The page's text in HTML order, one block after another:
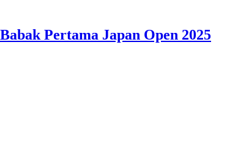
Pertama Japan Open 2025